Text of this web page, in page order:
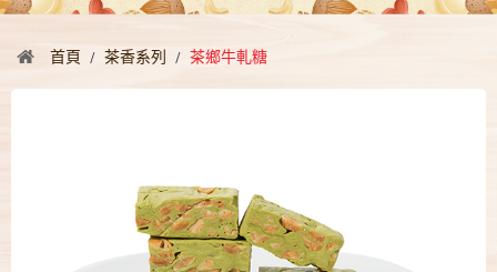
首頁 茶香系列 茶鄉牛軋糖